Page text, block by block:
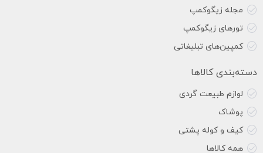
مجله زیگوکمپ
تورهای زیگوکمپ
کمپین‌های تبلیغاتی
دسته‌بندی کالاها
لوازم طبیعت گردی
پوشاک
کیف و کوله پشتی
همه کالاها